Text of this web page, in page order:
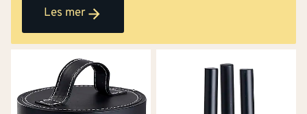
Null problem, små peiser varmer mer enn du tror.
Les mer